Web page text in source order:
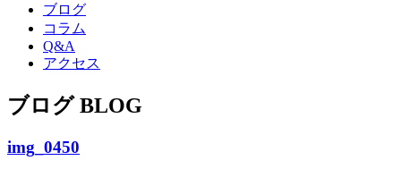
ブログ
コラム
Q&A
アクセス
ブログ BLOG
img_0450